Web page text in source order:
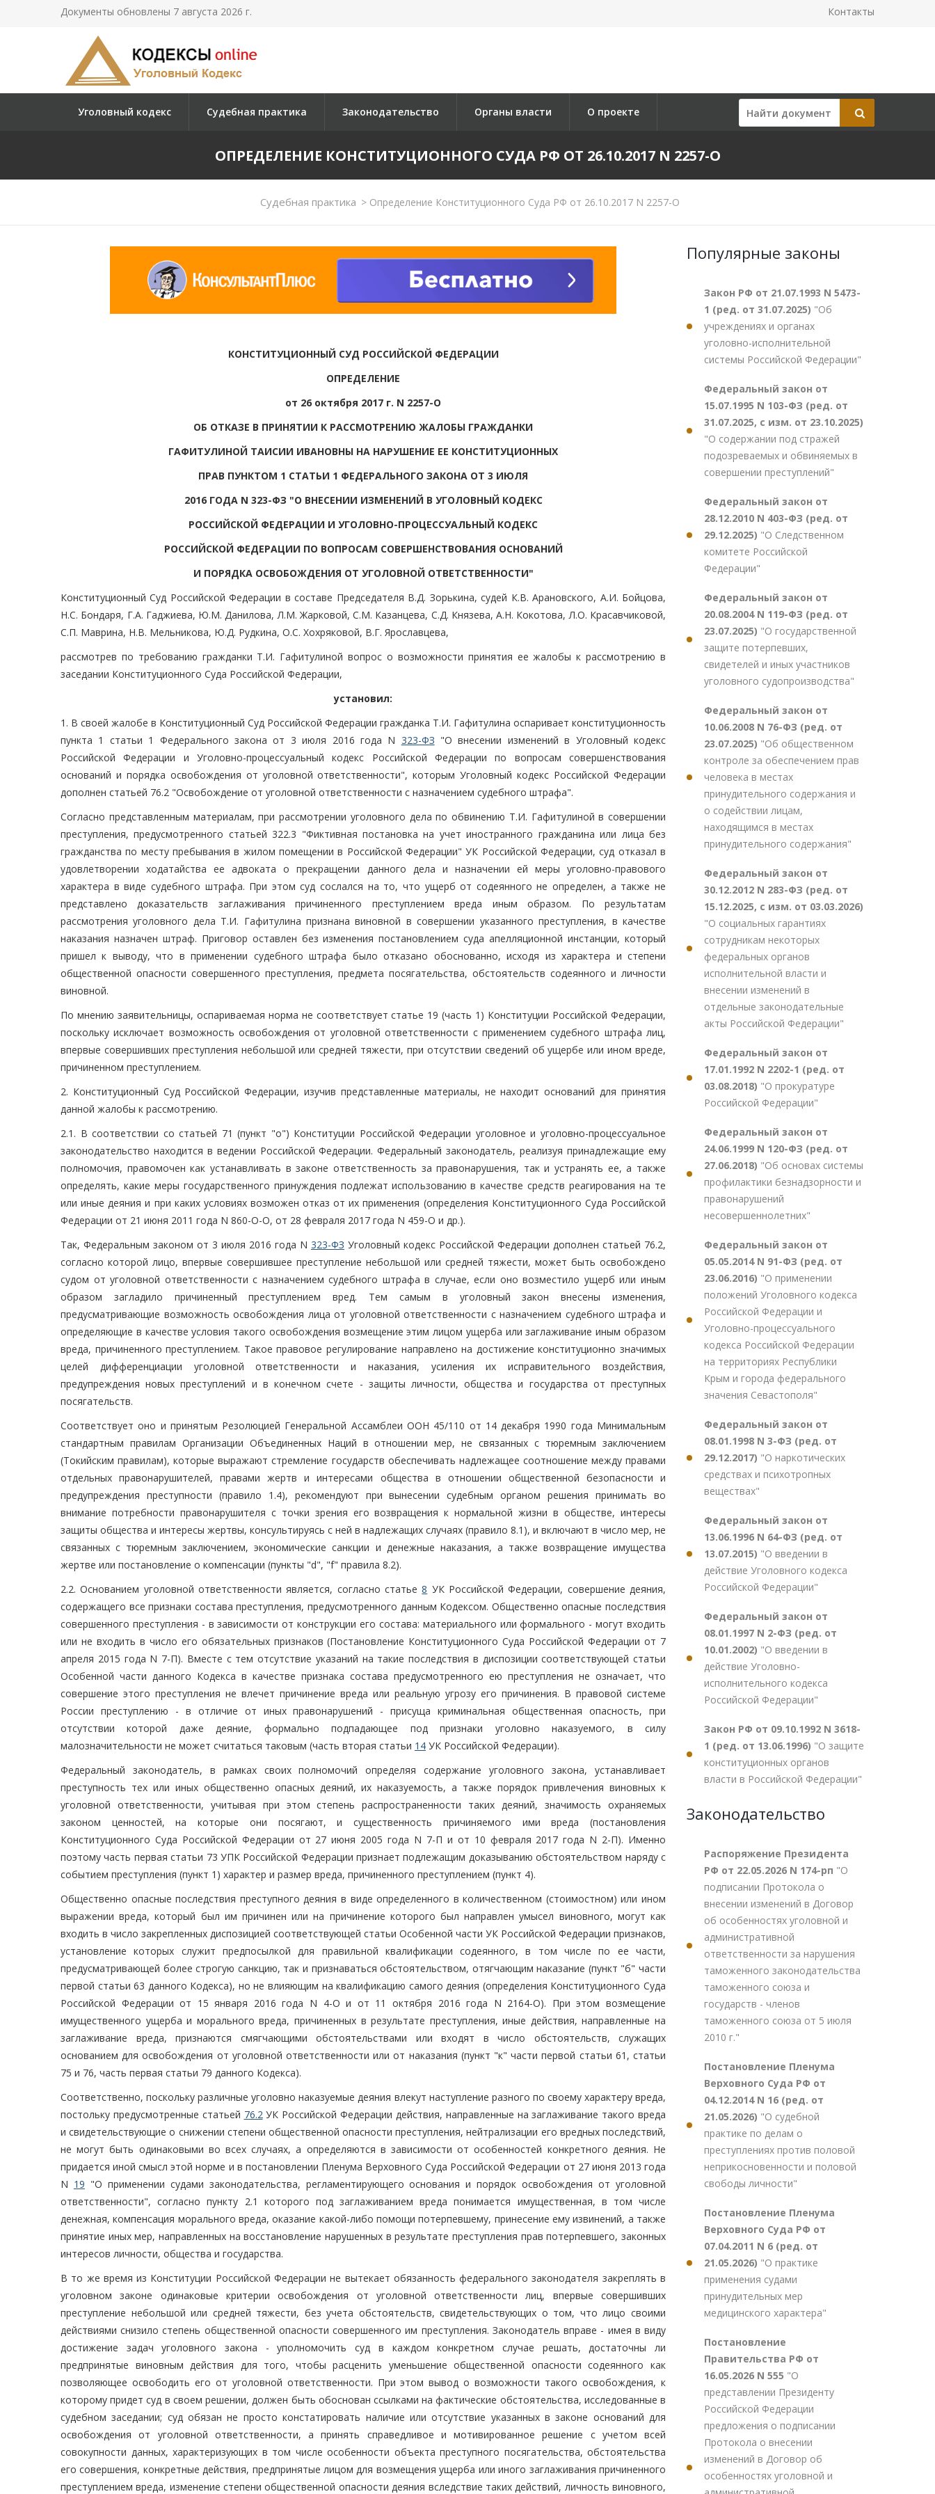
Документы обновлены 7 августа 2026 г. Контакты
Уголовный кодекс Судебная практика Законодательство Органы власти О проекте
ОПРЕДЕЛЕНИЕ КОНСТИТУЦИОННОГО СУДА РФ ОТ 26.10.2017 N 2257-О
Судебная практика > Определение Конституционного Суда РФ от 26.10.2017 N 2257-О
КОНСТИТУЦИОННЫЙ СУД РОССИЙСКОЙ ФЕДЕРАЦИИ
ОПРЕДЕЛЕНИЕ
от 26 октября 2017 г. N 2257-О
ОБ ОТКАЗЕ В ПРИНЯТИИ К РАССМОТРЕНИЮ ЖАЛОБЫ ГРАЖДАНКИ
ГАФИТУЛИНОЙ ТАИСИИ ИВАНОВНЫ НА НАРУШЕНИЕ ЕЕ КОНСТИТУЦИОННЫХ
ПРАВ ПУНКТОМ 1 СТАТЬИ 1 ФЕДЕРАЛЬНОГО ЗАКОНА ОТ 3 ИЮЛЯ
2016 ГОДА N 323-ФЗ "О ВНЕСЕНИИ ИЗМЕНЕНИЙ В УГОЛОВНЫЙ КОДЕКС
РОССИЙСКОЙ ФЕДЕРАЦИИ И УГОЛОВНО-ПРОЦЕССУАЛЬНЫЙ КОДЕКС
РОССИЙСКОЙ ФЕДЕРАЦИИ ПО ВОПРОСАМ СОВЕРШЕНСТВОВАНИЯ ОСНОВАНИЙ
И ПОРЯДКА ОСВОБОЖДЕНИЯ ОТ УГОЛОВНОЙ ОТВЕТСТВЕННОСТИ"
Конституционный Суд Российской Федерации в составе Председателя В.Д. Зорькина, судей К.В. Арановского, А.И. Бойцова,
Н.С. Бондаря, Г.А. Гаджиева, Ю.М. Данилова, Л.М. Жарковой, С.М. Казанцева, С.Д. Князева, А.Н. Кокотова, Л.О. Красавчиковой,
С.П. Маврина, Н.В. Мельникова, Ю.Д. Рудкина, О.С. Хохряковой, В.Г. Ярославцева,
рассмотрев по требованию гражданки Т.И. Гафитулиной вопрос о возможности принятия ее жалобы к рассмотрению в
заседании Конституционного Суда Российской Федерации,
установил:
1. В своей жалобе в Конституционный Суд Российской Федерации гражданка Т.И. Гафитулина оспаривает конституционность
пункта 1 статьи 1 Федерального закона от 3 июля 2016 года N 323-ФЗ "О внесении изменений в Уголовный кодекс
Российской Федерации и Уголовно-процессуальный кодекс Российской Федерации по вопросам совершенствования
оснований и порядка освобождения от уголовной ответственности", которым Уголовный кодекс Российской Федерации
дополнен статьей 76.2 "Освобождение от уголовной ответственности с назначением судебного штрафа".
Согласно представленным материалам, при рассмотрении уголовного дела по обвинению Т.И. Гафитулиной в совершении
преступления, предусмотренного статьей 322.3 "Фиктивная постановка на учет иностранного гражданина или лица без
гражданства по месту пребывания в жилом помещении в Российской Федерации" УК Российской Федерации, суд отказал в
удовлетворении ходатайства ее адвоката о прекращении данного дела и назначении ей меры уголовно-правового
характера в виде судебного штрафа. При этом суд сослался на то, что ущерб от содеянного не определен, а также не
представлено доказательств заглаживания причиненного преступлением вреда иным образом. По результатам
рассмотрения уголовного дела Т.И. Гафитулина признана виновной в совершении указанного преступления, в качестве
наказания назначен штраф. Приговор оставлен без изменения постановлением суда апелляционной инстанции, который
пришел к выводу, что в применении судебного штрафа было отказано обоснованно, исходя из характера и степени
общественной опасности совершенного преступления, предмета посягательства, обстоятельств содеянного и личности
виновной.
По мнению заявительницы, оспариваемая норма не соответствует статье 19 (часть 1) Конституции Российской Федерации,
поскольку исключает возможность освобождения от уголовной ответственности с применением судебного штрафа лиц,
впервые совершивших преступления небольшой или средней тяжести, при отсутствии сведений об ущербе или ином вреде,
причиненном преступлением.
2. Конституционный Суд Российской Федерации, изучив представленные материалы, не находит оснований для принятия
данной жалобы к рассмотрению.
2.1. В соответствии со статьей 71 (пункт "о") Конституции Российской Федерации уголовное и уголовно-процессуальное
законодательство находится в ведении Российской Федерации. Федеральный законодатель, реализуя принадлежащие ему
полномочия, правомочен как устанавливать в законе ответственность за правонарушения, так и устранять ее, а также
определять, какие меры государственного принуждения подлежат использованию в качестве средств реагирования на те
или иные деяния и при каких условиях возможен отказ от их применения (определения Конституционного Суда Российской
Федерации от 21 июня 2011 года N 860-О-О, от 28 февраля 2017 года N 459-О и др.).
Так, Федеральным законом от 3 июля 2016 года N 323-ФЗ Уголовный кодекс Российской Федерации дополнен статьей 76.2,
согласно которой лицо, впервые совершившее преступление небольшой или средней тяжести, может быть освобождено
судом от уголовной ответственности с назначением судебного штрафа в случае, если оно возместило ущерб или иным
образом загладило причиненный преступлением вред. Тем самым в уголовный закон внесены изменения,
предусматривающие возможность освобождения лица от уголовной ответственности с назначением судебного штрафа и
определяющие в качестве условия такого освобождения возмещение этим лицом ущерба или заглаживание иным образом
вреда, причиненного преступлением. Такое правовое регулирование направлено на достижение конституционно значимых
целей дифференциации уголовной ответственности и наказания, усиления их исправительного воздействия,
предупреждения новых преступлений и в конечном счете - защиты личности, общества и государства от преступных
посягательств.
Соответствует оно и принятым Резолюцией Генеральной Ассамблеи ООН 45/110 от 14 декабря 1990 года Минимальным
стандартным правилам Организации Объединенных Наций в отношении мер, не связанных с тюремным заключением
(Токийским правилам), которые выражают стремление государств обеспечивать надлежащее соотношение между правами
отдельных правонарушителей, правами жертв и интересами общества в отношении общественной безопасности и
предупреждения преступности (правило 1.4), рекомендуют при вынесении судебным органом решения принимать во
внимание потребности правонарушителя с точки зрения его возвращения к нормальной жизни в обществе, интересы
защиты общества и интересы жертвы, консультируясь с ней в надлежащих случаях (правило 8.1), и включают в число мер, не
связанных с тюремным заключением, экономические санкции и денежные наказания, а также возвращение имущества
жертве или постановление о компенсации (пункты "d", "f" правила 8.2).
2.2. Основанием уголовной ответственности является, согласно статье8 УК Российской Федерации, совершение деяния,
содержащего все признаки состава преступления, предусмотренного данным Кодексом. Общественно опасные последствия
совершенного преступления - в зависимости от конструкции его состава: материального или формального - могут входить
или не входить в число его обязательных признаков (Постановление Конституционного Суда Российской Федерации от 7
апреля 2015 года N 7-П). Вместе с тем отсутствие указаний на такие последствия в диспозиции соответствующей статьи
Особенной части данного Кодекса в качестве признака состава предусмотренного ею преступления не означает, что
совершение этого преступления не влечет причинение вреда или реальную угрозу его причинения. В правовой системе
России преступлению - в отличие от иных правонарушений - присуща криминальная общественная опасность, при
отсутствии которой даже деяние, формально подпадающее под признаки уголовно наказуемого, в силу
малозначительности не может считаться таковым (часть вторая статьи 14 УК Российской Федерации).
Федеральный законодатель, в рамках своих полномочий определяя содержание уголовного закона, устанавливает
преступность тех или иных общественно опасных деяний, их наказуемость, а также порядок привлечения виновных к
уголовной ответственности, учитывая при этом степень распространенности таких деяний, значимость охраняемых
законом ценностей, на которые они посягают, и существенность причиняемого ими вреда (постановления
Конституционного Суда Российской Федерации от 27 июня 2005 года N 7-П и от 10 февраля 2017 года N 2-П). Именно
поэтому часть первая статьи 73 УПК Российской Федерации признает подлежащим доказыванию обстоятельством наряду с
событием преступления (пункт 1) характер и размер вреда, причиненного преступлением (пункт 4).
Общественно опасные последствия преступного деяния в виде определенного в количественном (стоимостном) или ином
выражении вреда, который был им причинен или на причинение которого был направлен умысел виновного, могут как
входить в число закрепленных диспозицией соответствующей статьи Особенной части УК Российской Федерации признаков,
установление которых служит предпосылкой для правильной квалификации содеянного, в том числе по ее части,
предусматривающей более строгую санкцию, так и признаваться обстоятельством, отягчающим наказание (пункт "б" части
первой статьи 63 данного Кодекса), но не влияющим на квалификацию самого деяния (определения Конституционного Суда
Российской Федерации от 15 января 2016 года N 4-О и от 11 октября 2016 года N 2164-О). При этом возмещение
имущественного ущерба и морального вреда, причиненных в результате преступления, иные действия, направленные на
заглаживание вреда, признаются смягчающими обстоятельствами или входят в число обстоятельств, служащих
основанием для освобождения от уголовной ответственности или от наказания (пункт "к" части первой статьи 61, статьи
75 и 76, часть первая статьи 79 данного Кодекса).
Соответственно, поскольку различные уголовно наказуемые деяния влекут наступление разного по своему характеру вреда,
постольку предусмотренные статьей 76.2УК Российской Федерации действия, направленные на заглаживание такого вреда
и свидетельствующие о снижении степени общественной опасности преступления, нейтрализации его вредных последствий,
не могут быть одинаковыми во всех случаях, а определяются в зависимости от особенностей конкретного деяния. Не
придается иной смысл этой норме и в постановлении Пленума Верховного Суда Российской Федерации от 27 июня 2013 года
N 19 "О применении судами законодательства, регламентирующего основания и порядок освобождения от уголовной
ответственности", согласно пункту 2.1 которого под заглаживанием вреда понимается имущественная, в том числе
денежная, компенсация морального вреда, оказание какой-либо помощи потерпевшему, принесение ему извинений, а также
принятие иных мер, направленных на восстановление нарушенных в результате преступления прав потерпевшего, законных
интересов личности, общества и государства.
В то же время из Конституции Российской Федерации не вытекает обязанность федерального законодателя закреплять в
уголовном законе одинаковые критерии освобождения от уголовной ответственности лиц, впервые совершивших
преступление небольшой или средней тяжести, без учета обстоятельств, свидетельствующих о том, что лицо своими
действиями снизило степень общественной опасности совершенного им преступления. Законодатель вправе - имея в виду
достижение задач уголовного закона - уполномочить суд в каждом конкретном случае решать, достаточны ли
предпринятые виновным действия для того, чтобы расценить уменьшение общественной опасности содеянного как
позволяющее освободить его от уголовной ответственности. При этом вывод о возможности такого освобождения, к
которому придет суд в своем решении, должен быть обоснован ссылками на фактические обстоятельства, исследованные в
судебном заседании; суд обязан не просто констатировать наличие или отсутствие указанных в законе оснований для
освобождения от уголовной ответственности, а принять справедливое и мотивированное решение с учетом всей
совокупности данных, характеризующих в том числе особенности объекта преступного посягательства, обстоятельства
его совершения, конкретные действия, предпринятые лицом для возмещения ущерба или иного заглаживания причиненного
преступлением вреда, изменение степени общественной опасности деяния вследствие таких действий, личность виновного,
Популярные законы
Закон РФ от 21.07.1993 N 5473-
1 (ред. от 31.07.2025) "Об
учреждениях и органах
уголовно-исполнительной
системы Российской Федерации"
Федеральный закон от
15.07.1995 N 103-ФЗ (ред. от
31.07.2025, с изм. от 23.10.2025)
"О содержании под стражей
подозреваемых и обвиняемых в
совершении преступлений"
Федеральный закон от
28.12.2010 N 403-ФЗ (ред. от
29.12.2025) "О Следственном
комитете Российской
Федерации"
Федеральный закон от
20.08.2004 N 119-ФЗ (ред. от
23.07.2025) "О государственной
защите потерпевших,
свидетелей и иных участников
уголовного судопроизводства"
Федеральный закон от
10.06.2008 N 76-ФЗ (ред. от
23.07.2025) "Об общественном
контроле за обеспечением прав
человека в местах
принудительного содержания и
о содействии лицам,
находящимся в местах
принудительного содержания"
Федеральный закон от
30.12.2012 N 283-ФЗ (ред. от
15.12.2025, с изм. от 03.03.2026)
"О социальных гарантиях
сотрудникам некоторых
федеральных органов
исполнительной власти и
внесении изменений в
отдельные законодательные
акты Российской Федерации"
Федеральный закон от
17.01.1992 N 2202-1 (ред. от
03.08.2018) "О прокуратуре
Российской Федерации"
Федеральный закон от
24.06.1999 N 120-ФЗ (ред. от
27.06.2018) "Об основах системы
профилактики безнадзорности и
правонарушений
несовершеннолетних"
Федеральный закон от
05.05.2014 N 91-ФЗ (ред. от
23.06.2016) "О применении
положений Уголовного кодекса
Российской Федерации и
Уголовно-процессуального
кодекса Российской Федерации
на территориях Республики
Крым и города федерального
значения Севастополя"
Федеральный закон от
08.01.1998 N 3-ФЗ (ред. от
29.12.2017) "О наркотических
средствах и психотропных
веществах"
Федеральный закон от
13.06.1996 N 64-ФЗ (ред. от
13.07.2015) "О введении в
действие Уголовного кодекса
Российской Федерации"
Федеральный закон от
08.01.1997 N 2-ФЗ (ред. от
10.01.2002) "О введении в
действие Уголовно-
исполнительного кодекса
Российской Федерации"
Закон РФ от 09.10.1992 N 3618-
1 (ред. от 13.06.1996) "О защите
конституционных органов
власти в Российской Федерации"
Законодательство
Распоряжение Президента
РФ от 22.05.2026 N 174-рп "О
подписании Протокола о
внесении изменений в Договор
об особенностях уголовной и
административной
ответственности за нарушения
таможенного законодательства
таможенного союза и
государств - членов
таможенного союза от 5 июля
2010 г."
Постановление Пленума
Верховного Суда РФ от
04.12.2014 N 16 (ред. от
21.05.2026) "О судебной
практике по делам о
преступлениях против половой
неприкосновенности и половой
свободы личности"
Постановление Пленума
Верховного Суда РФ от
07.04.2011 N 6 (ред. от
21.05.2026) "О практике
применения судами
принудительных мер
медицинского характера"
Постановление
Правительства РФ от
16.05.2026 N 555 "О
представлении Президенту
Российской Федерации
предложения о подписании
Протокола о внесении
изменений в Договор об
особенностях уголовной и